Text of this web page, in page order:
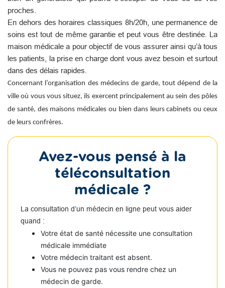
proches.
En dehors des horaires classiques 8h/20h, une permanence de
soins est tout de même garantie et peut vous être destinée. La
maison médicale a pour objectif de vous assurer ainsi qu’à tous
les patients, la prise en charge dont vous avez besoin et surtout
dans des délais rapides.
Concernant l’organisation des médecins de garde, tout dépend de la
ville où vous vous situez, ils exercent principalement au sein des pôles
de santé, des maisons médicales ou bien dans leurs cabinets ou ceux
de leurs confrères.
Avez-vous pensé à la
téléconsultation
médicale ?
La consultation d’un médecin en ligne peut vous aider
quand :
Votre état de santé nécessite une consultation
médicale immédiate
Votre médecin traitant est absent.
Vous ne pouvez pas vous rendre chez un
médecin de garde.